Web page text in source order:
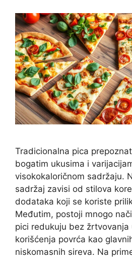
Tradicionalna pica
bogatim ukusima i
visokokaloričnom sadržaju.
sadržaj zavisi od stilova
dodataka koji se koriste
Međutim, postoji mnogo
pici redukuju bez žrtvovanja
korišćenja povrća kao
niskomasnih sireva. Na